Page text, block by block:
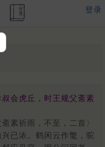
登录
叔会虎丘，时王规父斋素
素祈雨，不至，二首〉
已浓。鹤闲云作氅，驼